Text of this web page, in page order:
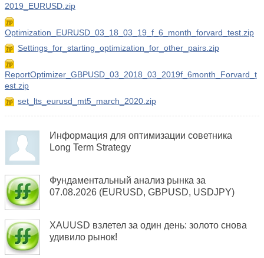
2019_EURUSD.zip
Optimization_EURUSD_03_18_03_19_f_6_month_forvard_test.zip
Settings_for_starting_optimization_for_other_pairs.zip
ReportOptimizer_GBPUSD_03_2018_03_2019f_6month_Forvard_t
est.zip
set_lts_eurusd_mt5_march_2020.zip
Информация для оптимизации советника
Long Term Strategy
Фундаментальный анализ рынка за
07.08.2026 (EURUSD, GBPUSD, USDJPY)
XAUUSD взлетел за один день: золото снова
удивило рынок!